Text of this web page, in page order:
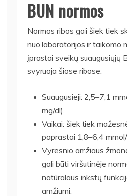
BUN normos
Normos ribos gali šiek tiek
nuo laboratorijos ir taikomo
įprastai sveikų suaugusiųjų
svyruoja šiose ribose:
Suaugusieji: 2,5–7,1
mg/dl).
Vaikai: šiek tiek
paprastai 1,8–6,4 mmol/
Vyresnio amžiaus
gali būti viršutinėje
natūralaus inkstų
amžiumi.